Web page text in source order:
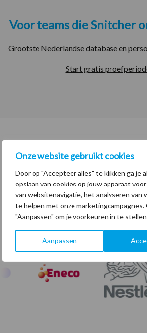
Onze website gebruikt cookies
Door op "Accepteer alles" te klikken ga je
opslaan van cookies op jouw apparaat
van websitenavigatie, het analyseren van
te helpen met onze marketingcampagnes.
"Aanpassen" om je voorkeuren in te
Aanpassen
Voor teams die Snitcher
Grootste Nederlandse database en
Start gratis
Laat je inspireren. Lees
van
Volg hun voorbeeld en